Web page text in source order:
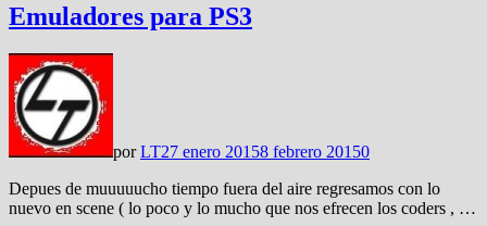
Emuladores para PS3
porLT27 enero 20158 febrero 20150
Depues de muuuuucho tiempo fuera del aire regresamos con lo
nuevo en scene ( lo poco y lo mucho que nos efrecen los coders , …